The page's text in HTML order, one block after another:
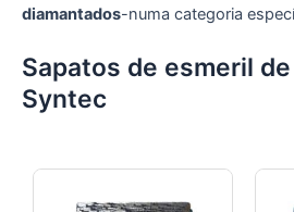
diamantados-numa categoria
Sapatos de esmeril
Syntec